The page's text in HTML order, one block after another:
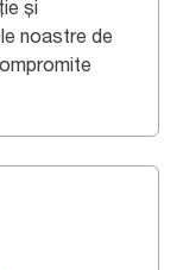
și
noastre de